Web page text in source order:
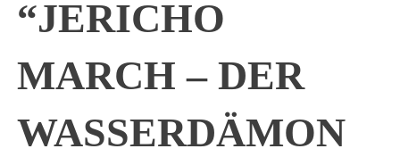
“JERICHO
MARCH – DER
WASSERDÄMON